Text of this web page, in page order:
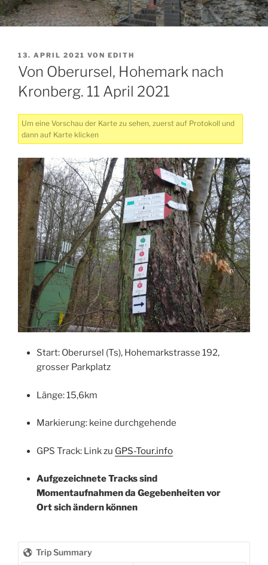
VERÖFFENTLICHT
AM
13. APRIL 2021 VON EDITH
Von Oberursel, Hohemark nach
Kronberg. 11 April 2021
Um eine Vorschau der Karte zu sehen, zuerst auf Protokoll und
dann auf Karte klicken
Start: Oberursel (Ts), Hohemarkstrasse 192,
grosser Parkplatz
Länge: 15,6km
Markierung: keine durchgehende
GPS Track: Link zu GPS-Tour.info
Aufgezeichnete Tracks sind
Momentaufnahmen da Gegebenheiten vor
Ort sich ändern können
Trip Summary